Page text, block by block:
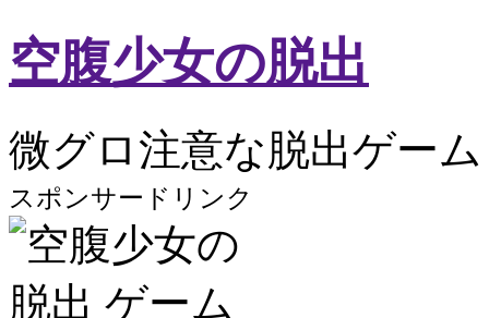
空腹少女の脱出
微グロ注意な脱出ゲーム
スポンサードリンク